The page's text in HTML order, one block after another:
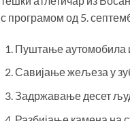
с програмом од 5.
Пуштање аутомобила
Савијање жељеза у
Задржавање десет